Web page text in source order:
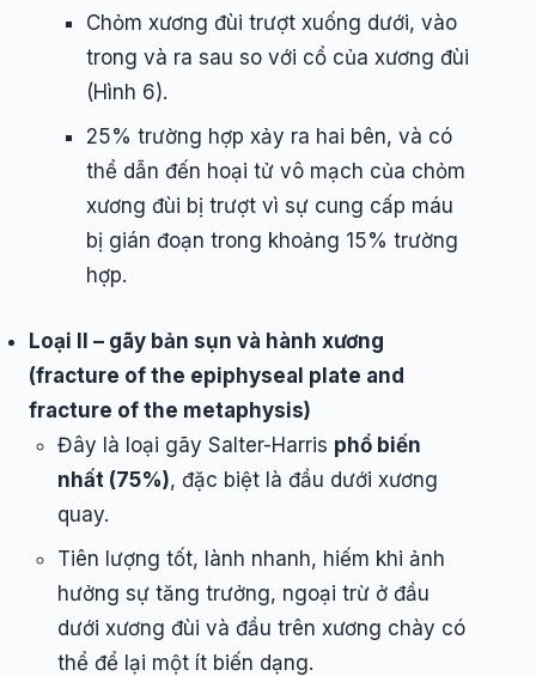
Chỏm xương đùi trượt xuống dưới, vào
trong và ra sau so với cổ của xương đùi
(Hình 6).
25% trường hợp xảy ra hai bên, và có
thể dẫn đến hoại tử vô mạch của chỏm
xương đùi bị trượt vì sự cung cấp máu
bị gián đoạn trong khoảng 15% trường
hợp.
Loại II – gãy bản sụn và hành xương
(fracture of the epiphyseal plate and
fracture of the metaphysis)
Đây là loại gãy Salter-Harris phổ biến
nhất (75%), đặc biệt là đầu dưới xương
quay.
Tiên lượng tốt, lành nhanh, hiếm khi ảnh
hưởng sự tăng trưởng, ngoại trừ ở đầu
dưới xương đùi và đầu trên xương chày có
thể để lại một ít biến dạng.